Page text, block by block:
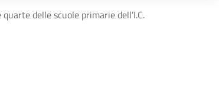
delle scuole primarie dell’I.C.